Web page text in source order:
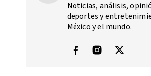
Noticias, análisis,
deportes y
México y el mundo.